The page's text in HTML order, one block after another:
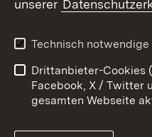
Kontakt
Barrierefreiheit
Impressum
unserer
Technisch notwendige
Drittanbieter-Cookies
Facebook, X / Twitter
gesamten Webseite